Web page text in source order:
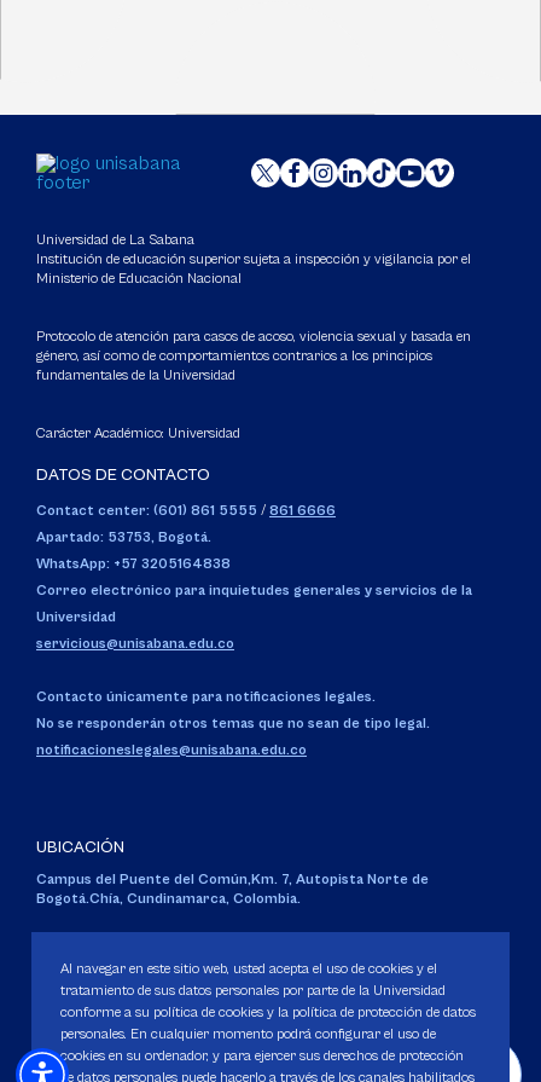
Universidad de La Sabana
Institución de educación superior sujeta a inspección y vigilancia por el
Ministerio de Educación Nacional
Protocolo de atención para casos de acoso, violencia sexual y basada en
género, así como de comportamientos contrarios a los principios
fundamentales de la Universidad
Carácter Académico: Universidad
DATOS DE CONTACTO
Contact center: (601) 861 5555 / 861 6666
Apartado: 53753, Bogotá.
WhatsApp: +57 3205164838
Correo electrónico para inquietudes generales y servicios de la
Universidad
servicious@unisabana.edu.co
Contacto únicamente para notificaciones legales.
No se responderán otros temas que no sean de tipo legal.
notificacioneslegales@unisabana.edu.co
UBICACIÓN
Campus del Puente del Común,Km. 7, Autopista Norte de
Bogotá.Chía, Cundinamarca, Colombia.
Personería Jurídica:Resolución 130 del 14 de enero de 1980.
Ministerio de Educación Nacional.
Al navegar en este sitio web, usted acepta el uso de cookies y el
tratamiento de sus datos personales por parte de la Universidad
conforme a su política de cookies y la política de protección de datos
personales. En cualquier momento podrá configurar el uso de
cookies en su ordenador, y para ejercer sus derechos de protección
de datos personales puede hacerlo a través de los canales habilitados